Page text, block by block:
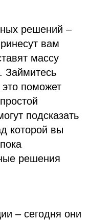
решений –
вам
массу
Займитесь
поможет
подсказать
которой вы
решения
– сегодня они